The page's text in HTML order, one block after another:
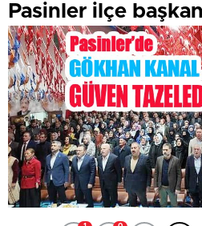
Pasinler ilçe